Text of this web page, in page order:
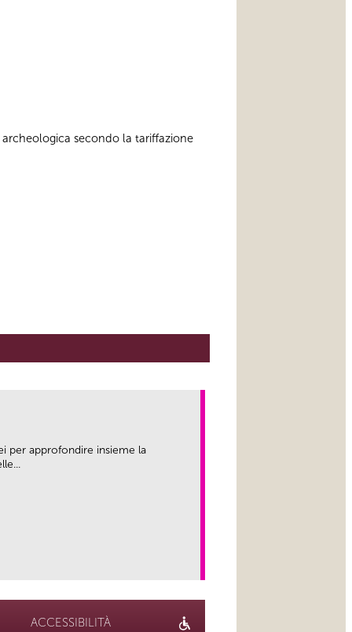
secondo la tariffazione
per approfondire insieme la
ACCESSIBILITÀ